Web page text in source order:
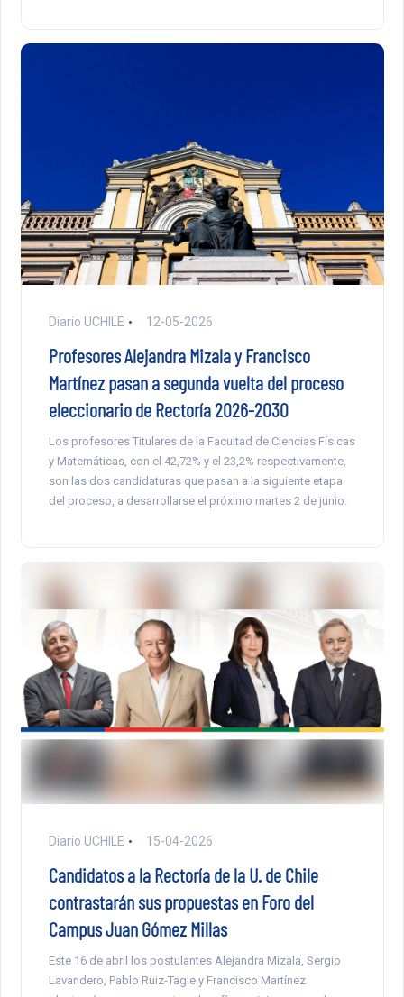
Diario UCHILE 12-05-2026
Profesores Alejandra Mizala y Francisco
Martínez pasan a segunda vuelta del proceso
eleccionario de Rectoría 2026-2030
Los profesores Titulares de la Facultad de Ciencias Físicas
y Matemáticas, con el 42,72% y el 23,2% respectivamente,
son las dos candidaturas que pasan a la siguiente etapa
del proceso, a desarrollarse el próximo martes 2 de junio.
Diario UCHILE 15-04-2026
Candidatos a la Rectoría de la U. de Chile
contrastarán sus propuestas en Foro del
Campus Juan Gómez Millas
Este 16 de abril los postulantes Alejandra Mizala, Sergio
Lavandero, Pablo Ruiz-Tagle y Francisco Martínez